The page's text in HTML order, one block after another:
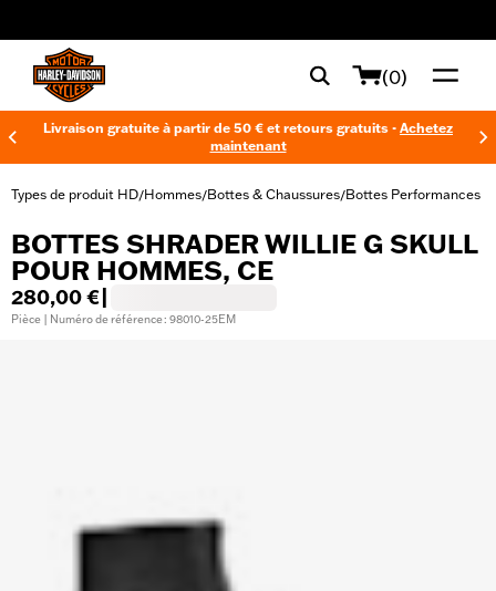
(0)
Livraison gratuite à partir de 50 € et retours gratuits - Achetez
maintenant
Types de produit HD/Hommes/Bottes & Chaussures/Bottes Performances
BOTTES SHRADER WILLIE G SKULL
POUR HOMMES, CE
280,00 €
Pièce | Numéro de référence : 98010-25EM